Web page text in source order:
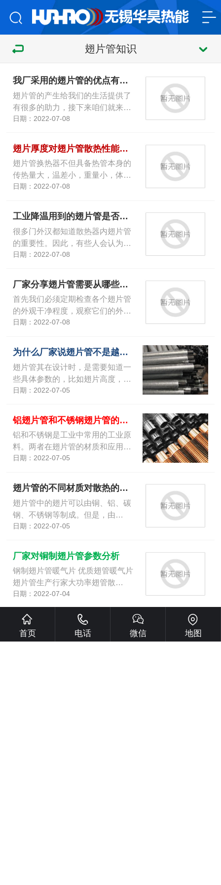
翅片管知识
我厂采用的翅片管的优点有哪些？
翅片管的产生给我们的生活提供了
有很多的助力，接下来咱们就来…
日期：2022-07-08
翅片厚度对翅片管散热性能有何影响？
翅片管换热器不但具备热管本身的
传热量大，温差小，重量小，体…
日期：2022-07-08
工业降温用到的翅片管是否越多越好？
很多门外汉都知道散热器内翅片管
的重要性。因此，有些人会认为…
日期：2022-07-08
厂家分享翅片管需要从哪些方面保养维护
首先我们必须定期检查各个翅片管
的外观干净程度，观察它们的外…
日期：2022-07-08
为什么厂家说翅片管不是越多越好？
翅片管其在设计时，是需要知道一
些具体参数的，比如翅片高度，…
日期：2022-07-05
铝翅片管和不锈钢翅片管的工艺和优劣
铝和不锈钢是工业中常用的工业原
料。两者在翅片管的材质和应用…
日期：2022-07-05
翅片管的不同材质对散热的影响
翅片管中的翅片可以由铜、铝、碳
钢、不锈钢等制成。但是，由…
日期：2022-07-05
厂家对铜制翅片管参数分析
钢制翅片管暖气片 优质翅管暖气片
翅片管生产行家大功率翅管散…
日期：2022-07-04
螺旋翅片管是一种***传热元件。它
首页 电话 微信 地图